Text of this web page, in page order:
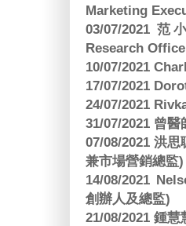
Marketing
03/07/2021 范
Research
10/07/2021
17/07/2021
24/07/2021
31/07/2021 曾
07/08/2021 洪
兼市場營銷總監)
14/08/2021
創辦人及總監)
21/08/2021 鍾